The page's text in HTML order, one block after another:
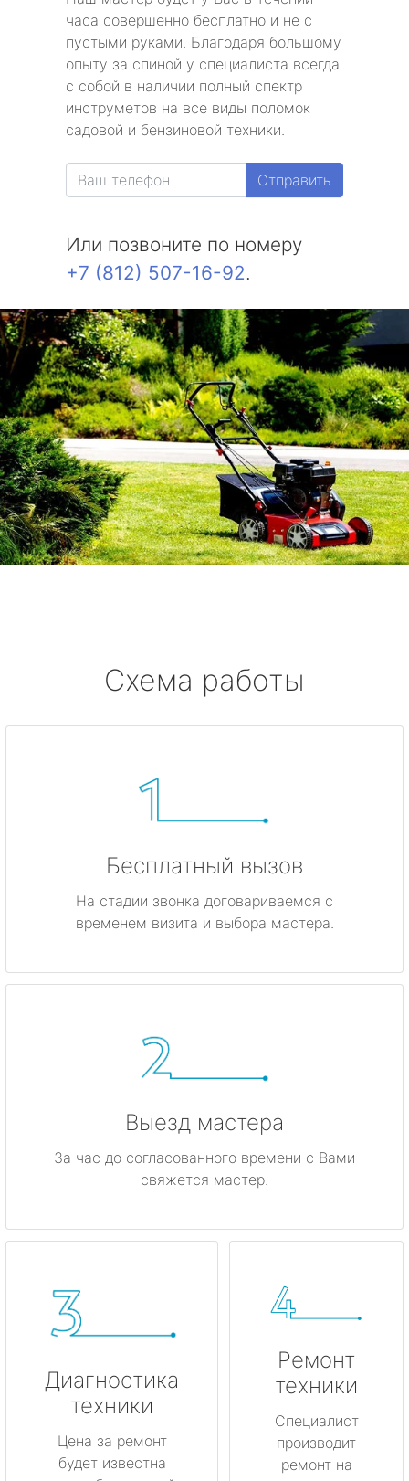
часа совершенно бесплатно и не с
пустыми руками. Благодаря большому
опыту за спиной у специалиста всегда
с собой в наличии полный спектр
инструметов на все виды поломок
садовой и бензиновой техники.
Отправить
Или позвоните по номеру
+7 (812) 507-16-92.
Схема работы
Бесплатный вызов
На стадии звонка договариваемся с
временем визита и выбора мастера.
Выезд мастера
За час до согласованного времени с Вами
свяжется мастер.
Диагностика
техники
Цена за ремонт
будет известна
Ремонт
техники
Специалист
производит
ремонт на